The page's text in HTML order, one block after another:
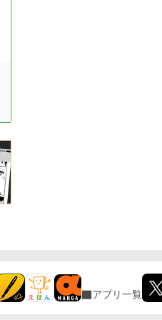
アプリ一覧